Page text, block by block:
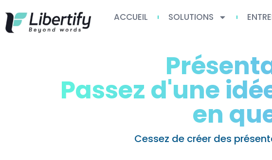
ACCUEIL SOLUTIONS
Passez d'une
en
Cessez de créer des